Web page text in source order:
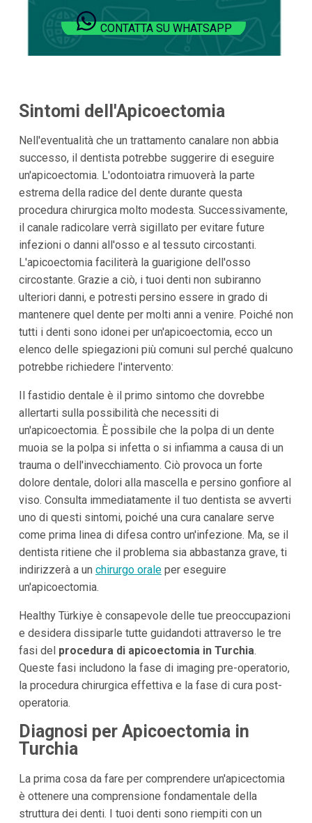
CONTATTA SU WHATSAPP
Sintomi dell'Apicoectomia
Nell'eventualità che un trattamento canalare non abbia
successo, il dentista potrebbe suggerire di eseguire
un'apicoectomia. L'odontoiatra rimuoverà la parte
estrema della radice del dente durante questa
procedura chirurgica molto modesta. Successivamente,
il canale radicolare verrà sigillato per evitare future
infezioni o danni all'osso e al tessuto circostanti.
L'apicoectomia faciliterà la guarigione dell'osso
circostante. Grazie a ciò, i tuoi denti non subiranno
ulteriori danni, e potresti persino essere in grado di
mantenere quel dente per molti anni a venire. Poiché non
tutti i denti sono idonei per un'apicoectomia, ecco un
elenco delle spiegazioni più comuni sul perché qualcuno
potrebbe richiedere l'intervento:
Il fastidio dentale è il primo sintomo che dovrebbe
allertarti sulla possibilità che necessiti di
un'apicoectomia. È possibile che la polpa di un dente
muoia se la polpa si infetta o si infiamma a causa di un
trauma o dell'invecchiamento. Ciò provoca un forte
dolore dentale, dolori alla mascella e persino gonfiore al
viso. Consulta immediatamente il tuo dentista se avverti
uno di questi sintomi, poiché una cura canalare serve
come prima linea di difesa contro un'infezione. Ma, se il
dentista ritiene che il problema sia abbastanza grave, ti
indirizzerà a un chirurgo oraleper eseguire
un'apicoectomia.
Healthy Türkiye è consapevole delle tue preoccupazioni
e desidera dissiparle tutte guidandoti attraverso le tre
fasi del procedura di apicoectomia in Turchia.
Queste fasi includono la fase di imaging pre-operatorio,
la procedura chirurgica effettiva e la fase di cura post-
operatoria.
Diagnosi per Apicoectomia in
Turchia
La prima cosa da fare per comprendere un'apicectomia
è ottenere una comprensione fondamentale della
struttura dei denti. I tuoi denti sono riempiti con un